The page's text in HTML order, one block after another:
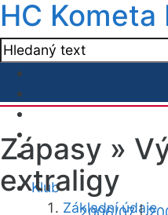
HC Kometa
Klub
Základní údaje
Zápasy »
extraligy